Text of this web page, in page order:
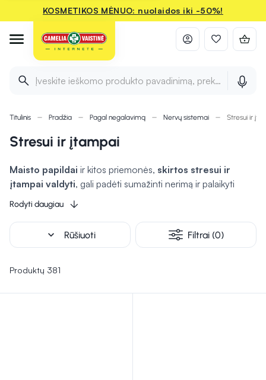
KOSMETIKOS MĖNUO: nuolaidos iki -50%!
Įveskite ieškomo produkto pavadinimą, prekės ženklą ir
Titulinis Pradžia Pagal negalavimą Nervų sistemai Stresui ir
Stresui ir įtampai
Maisto papildai ir kitos priemonės, skirtos stresui ir
įtampai valdyti, gali padėti sumažinti nerimą ir palaikyti
emocinę pusiausvyrą. Dažnai naudojami ingredientai, tokie
kaip magnis, vitaminai B, melisa ir valerijonas, gali turėti
raminančių savybių. Taip pat svarbu atkreipti dėmesį į įvairias
atsipalaidavimo technikas, tokias kaip meditacija ar
Renkantis šias priemones, būtina perskaityti sudėtį ir, jei
Rodyti daugiau
expand_more Rūšiuoti Filtrai (0)
Produktų 381